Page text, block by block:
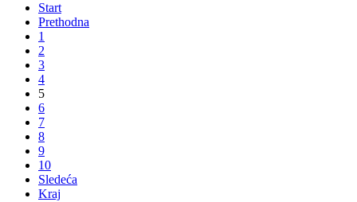
Start
Prethodna
1
2
3
4
5
6
7
8
9
10
Sledeća
Kraj